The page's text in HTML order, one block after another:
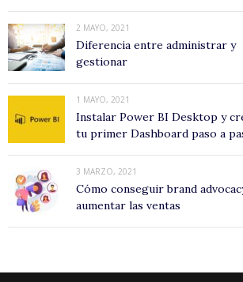
2 MAYO, 2021
Diferencia entre administrar y
gestionar
1 MAYO, 2021
Instalar Power BI Desktop y
tu primer Dashboard paso a
3 MARZO, 2021
Cómo conseguir brand
aumentar las ventas